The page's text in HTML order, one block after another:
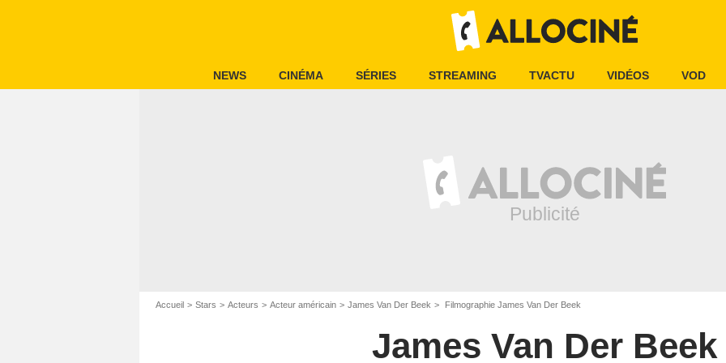
NEWS CINÉMA SÉRIES STREAMING TVACTU VIDÉOS VOD
Accueil Stars Acteurs Acteur américain James Van Der Beek Filmographie James Van Der Beek
James Van Der Beek